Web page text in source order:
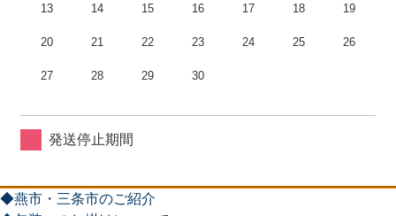
13 14 15 16 17 18 19
20 21 22 23 24 25 26
27 28 29 30
発送停止期間
◆燕市・三条市のご紹介